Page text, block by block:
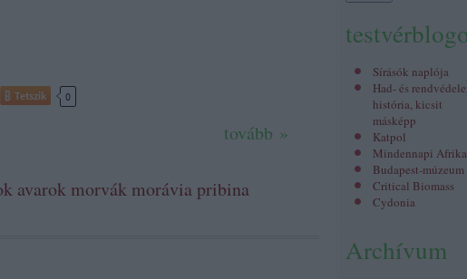
Sírásók naplója
Had- és
história, kicsit
másképp
Katpol
Mindennapi Afrika
Budapest-múzeum
Critical Biomass
Cydonia
Archívum
Tetszik 0
tovább »
avarok morvák morávia pribina